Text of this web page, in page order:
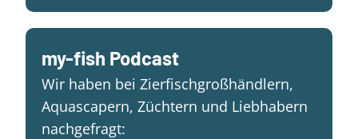
my-fish Podcast
Wir haben bei Zierfischgroßhändlern,
Aquascapern, Züchtern und Liebhabern
nachgefragt: